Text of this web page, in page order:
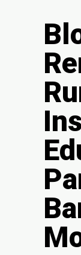
Renovasi
Atap
Bangunan
Eksterior
🛡 Kanopi,
Pagar &
Tralis
Alumunium
Kaca
🔤 Huruf
Timbul
📦 Neon
Box